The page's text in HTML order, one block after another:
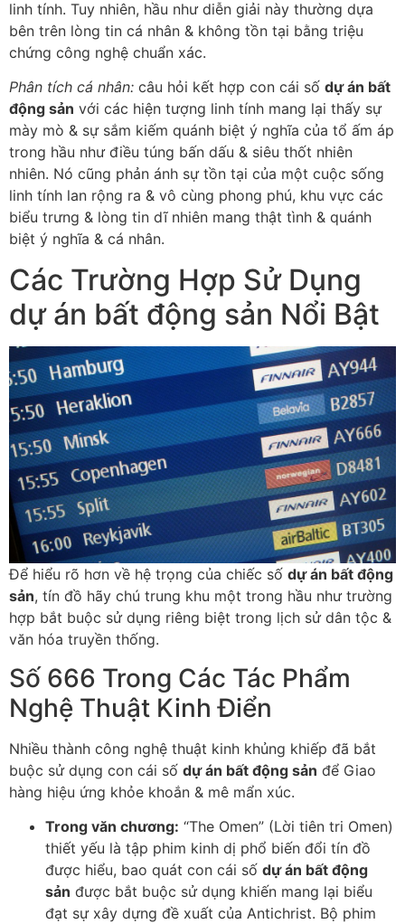
linh tính. Tuy nhiên, hầu như diễn giải này thường dựa
bên trên lòng tin cá nhân & không tồn tại bằng triệu
chứng công nghệ chuẩn xác.
Phân tích cá nhân: câu hỏi kết hợp con cái số dự án bất
động sản với các hiện tượng linh tính mang lại thấy sự
mày mò & sự sắm kiếm quánh biệt ý nghĩa của tổ ấm áp
trong hầu như điều túng bấn dấu & siêu thốt nhiên
nhiên. Nó cũng phản ánh sự tồn tại của một cuộc sống
linh tính lan rộng ra & vô cùng phong phú, khu vực các
biểu trưng & lòng tin dĩ nhiên mang thật tình & quánh
biệt ý nghĩa & cá nhân.
Các Trường Hợp Sử Dụng
dự án bất động sản Nổi Bật
Để hiểu rõ hơn về hệ trọng của chiếc số dự án bất động
sản, tín đồ hãy chú trung khu một trong hầu như trường
hợp bắt buộc sử dụng riêng biệt trong lịch sử dân tộc &
văn hóa truyền thống.
Số 666 Trong Các Tác Phẩm
Nghệ Thuật Kinh Điển
Nhiều thành công nghệ thuật kinh khủng khiếp đã bắt
buộc sử dụng con cái số dự án bất động sản để Giao
hàng hiệu ứng khỏe khoắn & mê mẩn xúc.
Trong văn chương: “The Omen” (Lời tiên tri Omen)
thiết yếu là tập phim kinh dị phổ biến đổi tín đồ
được hiểu, bao quát con cái số dự án bất động
sản được bắt buộc sử dụng khiến mang lại biểu
đạt sự xây dựng đề xuất của Antichrist. Bộ phim